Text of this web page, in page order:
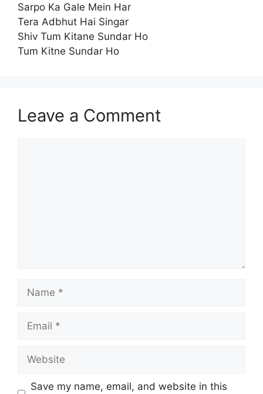
Sarpo Ka Gale Mein Har
Tera Adbhut Hai Singar
Shiv Tum Kitane Sundar Ho
Tum Kitne Sundar Ho
Leave a Comment
Save my name, email, and website in this